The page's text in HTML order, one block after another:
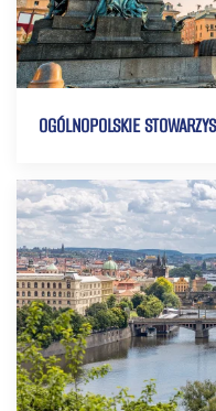
OGÓLNOPOLSKIE